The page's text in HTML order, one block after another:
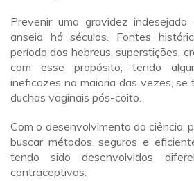
Prevenir uma gravidez
anseia há séculos. Fontes
período dos hebreus, superstições,
com esse propósito, tendo
ineficazes na maioria das vezes, se
duchas vaginais pós-coito.
Com o desenvolvimento da ciência,
buscar métodos seguros e
tendo sido desenvolvidos
contraceptivos.